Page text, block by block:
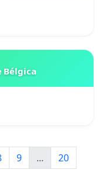
de 25
Bélgica
9 ...
20